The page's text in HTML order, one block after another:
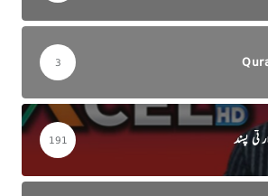
3
پسند 191